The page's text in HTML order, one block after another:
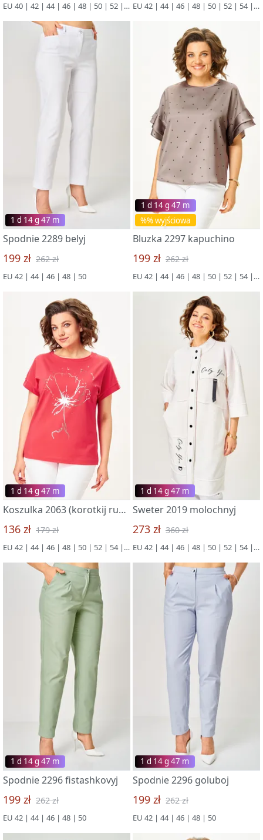
EU 40 | 42 | 44 | 46 | 48 | 50 | 52 | 54 | 56 EU 42 | 44 | 46 | 48 | 50 | 52 | 54 | 56
1 d 14 g 47 m
Spodnie 2289 belyj
199 zł 262 zł
EU 42 | 44 | 46 | 48 | 50
%% wyjściowa
1 d 14 g 47 m
Bluzka 2297 kapuchino
199 zł 262 zł
EU 42 | 44 | 46 | 48 | 50 | 52 | 54 | 56
1 d 14 g 47 m
Koszulka 2063 (korotkij rukav) korallovyj
136 zł 179 zł
EU 42 | 44 | 46 | 48 | 50 | 52 | 54 | 56
1 d 14 g 47 m
Sweter 2019 molochnyj
273 zł 360 zł
EU 42 | 44 | 46 | 48 | 50 | 52 | 54 | 56
1 d 14 g 47 m
Spodnie 2296 fistashkovyj
199 zł 262 zł
EU 42 | 44 | 46 | 48 | 50
1 d 14 g 47 m
Spodnie 2296 goluboj
199 zł 262 zł
EU 42 | 44 | 46 | 48 | 50